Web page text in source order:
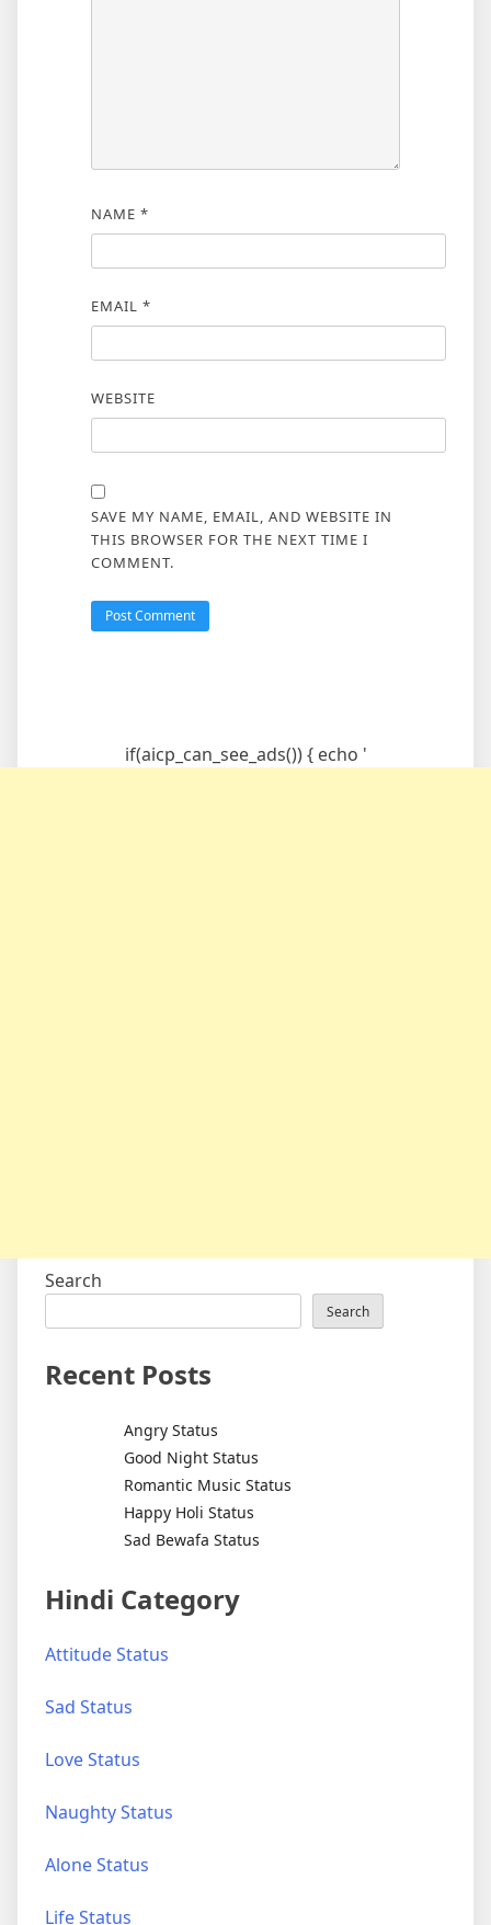
NAME *
EMAIL *
WEBSITE
SAVE MY NAME, EMAIL, AND WEBSITE IN
THIS BROWSER FOR THE NEXT TIME I
COMMENT.
if(aicp_can_see_ads()) { echo '
Search
Search
Recent Posts
Angry Status
Good Night Status
Romantic Music Status
Happy Holi Status
Sad Bewafa Status
Hindi Category
Attitude Status
Sad Status
Love Status
Naughty Status
Alone Status
Life Status